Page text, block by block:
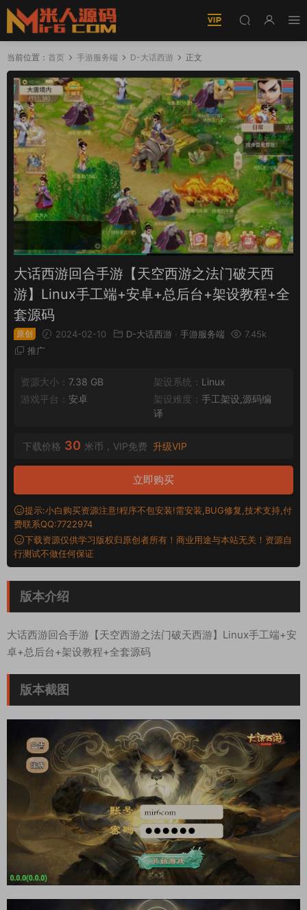
当前位置： 首页 手游服务端 D-大话西游 正文
大话西游回合手游【天空西游之法门破天西
游】Linux手工端+安卓+总后台+架设教程+全
套源码
原创 2024-02-10 D-大话西游 · 手游服务端
7.45k
推广
资源大小： 7.38 GB 架设系统： Linux
游戏平台： 安卓 架设难度： 手工架设,源码编
译
下载价格 30 米币，VIP免费 升级VIP
立即购买
提示:小白购买资源注意!程序不包安装!需安装,BUG修复,技术支持,付
费联系QQ:7722974
下载资源仅供学习版权归原创者所有！商业用途与本站无关！资源自
行测试不做任何保证
版本介绍
大话西游回合手游【天空西游之法门破天西游】Linux手工端+安
卓+总后台+架设教程+全套源码
版本截图